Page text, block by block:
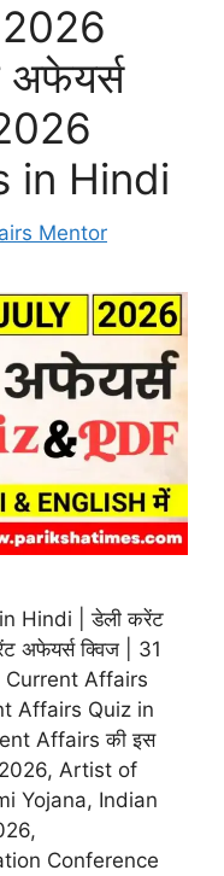
in Hindi
Mentor
Hindi | डेली करेंट
अफेयर्स क्विज | 31
Affairs
Affairs Quiz in
Affairs की इस
2026, Artist of
Yojana, Indian
Conference